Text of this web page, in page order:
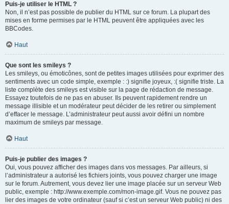
Puis-je utiliser le HTML ?
Non, il n’est pas possible de publier du HTML sur ce forum. La plupart des
mises en forme permises par le HTML peuvent être appliquées avec les
BBCodes.
Haut
Que sont les smileys ?
Les smileys, ou émoticônes, sont de petites images utilisées pour exprimer des
sentiments avec un code simple, exemple : :) signifie joyeux, :( signifie triste. La
liste complète des smileys est visible sur la page de rédaction de message.
Essayez toutefois de ne pas en abuser. Ils peuvent rapidement rendre un
message illisible et un modérateur peut décider de les retirer ou simplement
d’effacer le message. L’administrateur peut aussi avoir défini un nombre
maximum de smileys par message.
Haut
Puis-je publier des images ?
Oui, vous pouvez afficher des images dans vos messages. Par ailleurs, si
l’administrateur a autorisé les fichiers joints, vous pouvez charger une image
sur le forum. Autrement, vous devez lier une image placée sur un serveur Web
public, exemple : http://www.exemple.com/mon-image.gif. Vous ne pouvez pas
lier des images de votre ordinateur (sauf si c’est un serveur Web public) ni des